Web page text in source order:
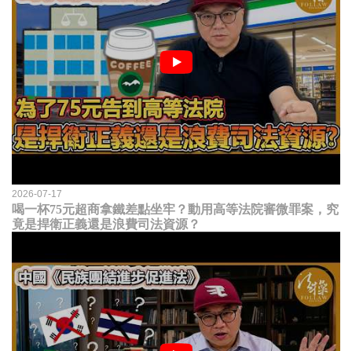
2026-07-17
喝一杯75元超商拿鐵差點坐牢？動用高等法院審微罪案，究
竟是捍衛正義還是浪費司法資源？